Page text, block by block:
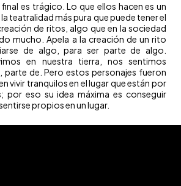
es trágico. Lo que ellos hacen es un
teatralidad más pura que puede tener el
de ritos, algo que en la sociedad
mucho. Apela a la creación de un rito
de algo, para ser parte de algo.
en nuestra tierra, nos sentimos
parte de. Pero estos personajes fueron
vivir tranquilos en el lugar que están por
por eso su idea máxima es conseguir
propios en un lugar.